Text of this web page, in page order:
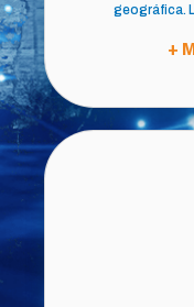
geográfica.
+